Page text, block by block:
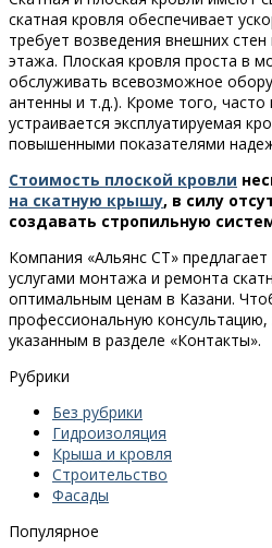
скатная кровля обеспечивает
требует возведения внешних
этажа. Плоская кровля проста в
обслуживать всевозможное
антенны и т.д.). Кроме того,
устраивается эксплуатируемая
повышенными показателями
Стоимость плоской кровли
на скатную крышу, в силу
создавать стропильную
Компания «Альянс СТ»
услугами монтажа и ремонта
оптимальным ценам в Казани.
профессиональную
указанным в разделе «Контакты».
Рубрики
Без рубрики
Гидроизоляция
Крыша и кровля
Строительство
Фасады
Популярное